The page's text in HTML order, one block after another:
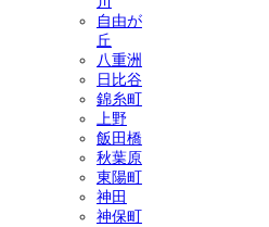
自由が
丘
八重洲
日比谷
錦糸町
上野
飯田橋
秋葉原
東陽町
神田
神保町